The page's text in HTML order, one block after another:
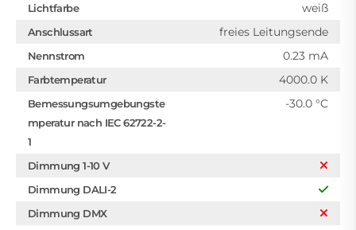
Lichtfarbe weiß
Anschlussart freies Leitungsende
Nennstrom 0.23 mA
Farbtemperatur 4000.0 K
Bemessungsumgebungste
mperatur nach IEC 62722-2-
1
-30.0 °C
Dimmung 1-10 V
Dimmung DALI-2
Dimmung DMX